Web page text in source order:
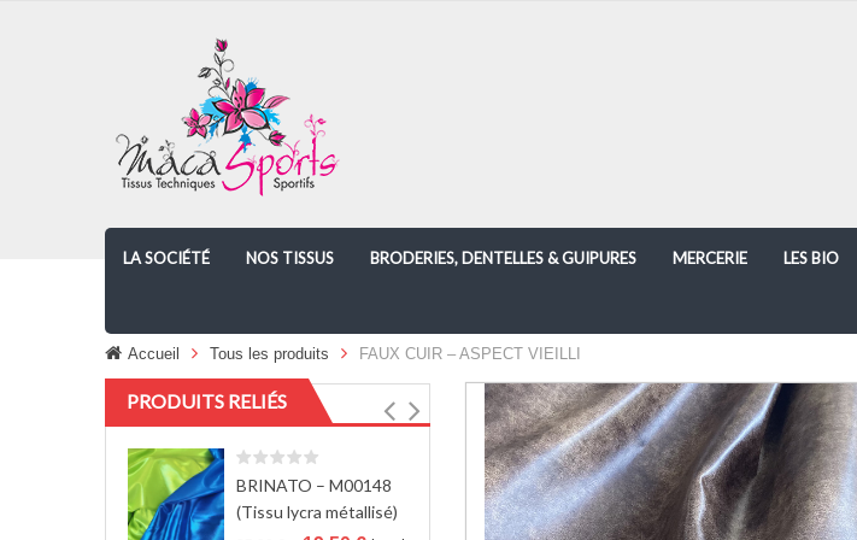
LA SOCIÉTÉ NOS TISSUS BRODERIES, DENTELLES & GUIPURES MERCERIE LES BIO
Accueil Tous les produits FAUX CUIR – ASPECT VIEILLI
PRODUITS RELIÉS
BRINATO – M00148
(Tissu lycra métallisé)